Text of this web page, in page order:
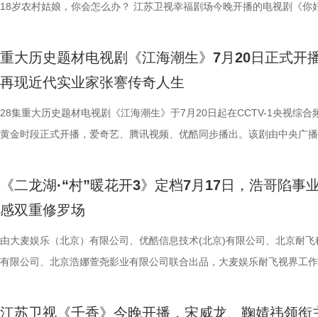
18岁农村姑娘，你会怎么办？ 江苏卫视幸福剧场今晚开播的电视剧《你
领衔主演，他们将带领各位一起，在叫卖声、自行车铃铛声和早市的热
旦，醉酒后的夏晓兰（周也 饰）独自瘫倒在自家客厅，房间里一片狼藉
她此刻的人生。勤勤恳恳当了多年“打工人”，却因合同上的疏漏，给公司
个大窟窿，也把自己一脚踹进了深渊。醉意沉沉间，手边的闹钟滑落，
年的夏晓兰，而是1983年一个同名同姓的农村姑娘。 震惊、恍惚、不
疼，并涌现出一段并不属于她的记忆。原来这具身体的主人，生活在八
的农村，不久前因不堪流言蜚语，走上了绝路。 没有金手指，没有系统
摆在她面前的，是比2026年还要棘手的困境：没钱、没人脉、只有一个
剧集从一开始，就牢牢把人按在了屏幕前。 “如果一切可以重来，是不是
重大历史题材电视剧《江海潮生》7月20日正式开
再现近代实业家张謇传奇人生
28集重大历史题材电视剧《江海潮生》于7月20日起在CCTV-1央视综合
黄金时段正式开播，爱奇艺、腾讯视频、优酷同步播出。该剧由中央广
市委宣传部共同出品，北京爱奇艺科技有限公司、深圳市腾讯计算机系
持项目、江苏重大题材文艺创作资助项目、江苏省广播电视局精品扶持
也是近年来聚焦中国近代民族工业发展历程的重大历史题材精品力作。
潮生》以近代民族实业家、教育家张謇的毕生实践为线索，回溯在清末
会变局为背景，讲述张謇高中状元后弃政从商，创办近代中国最早的民
《二龙湖·“村”暖花开3》定档7月17日，浩哥陷事
感双重修罗场
由大麦娱乐（北京）有限公司、优酷信息技术(北京)有限公司、北京耐飞
有限公司、北京浩娜萱尧影业有限公司联合出品，大麦娱乐耐飞视界工
该剧由东北喜剧代表人物张浩执导、编剧并领衔主演，许玉军（来喜）
江苏卫视《千香》今晚开播，宋威龙、鞠婧祎领衔